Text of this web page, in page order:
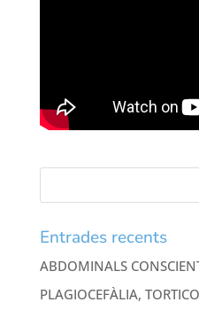
Entrades recents
ABDOMINALS
PLAGIOCEFÀLIA,